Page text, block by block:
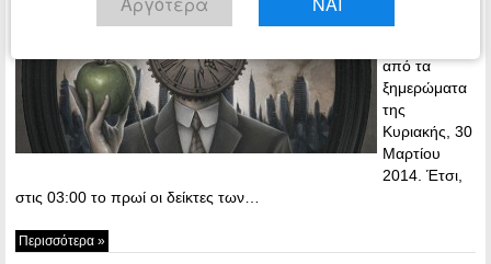
από τα
ξημερώματα
της
Κυριακής, 30
Μαρτίου
2014. Έτσι,
στις 03:00 το πρωί οι δείκτες των…
Περισσότερα »